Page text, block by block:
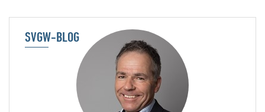
SVGW-BLOG